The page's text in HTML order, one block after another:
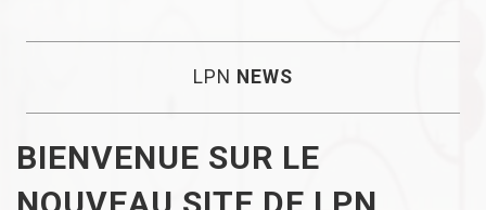
LPN NEWS
BIENVENUE SUR LE